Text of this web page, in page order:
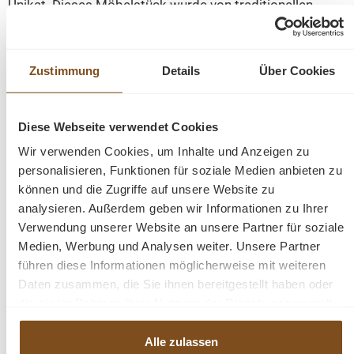
Zustimmung Details Über Cookies
Diese Webseite verwendet Cookies
Wir verwenden Cookies, um Inhalte und Anzeigen zu
personalisieren, Funktionen für soziale Medien anbieten zu
können und die Zugriffe auf unsere Website zu
analysieren. Außerdem geben wir Informationen zu Ihrer
Verwendung unserer Website an unsere Partner für soziale
Medien, Werbung und Analysen weiter. Unsere Partner
führen diese Informationen möglicherweise mit weiteren
Daten zusammen, die Sie ihnen bereitgestellt haben oder
haben.
Alle zulassen
Unikat. Dieses Möbelstück wurde von traditionellen
wird nicht nur Ihr Eigenheim in neuem Glanz erstrahlen
Abmessungen (B/H/T): 170/230/45 cm
Details:
Material:
Teakholz (recycelt)
oberer Teil
160 cm hoch
unterer Teil
70 cm hoch
Anlieferung:
fertig montiert
170/40/230 cm